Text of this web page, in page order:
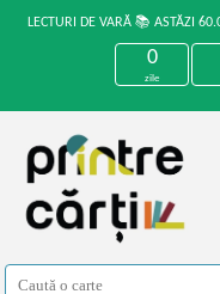
LECTURI DE VARĂ 📚 ASTĂZI
0
zile